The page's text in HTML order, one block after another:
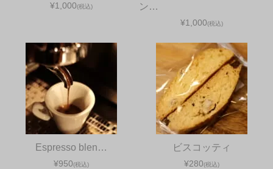
¥1,000(税込)
ン…
¥1,000(税込)
Espresso blen…
¥950(税込)
ビスコッティ
¥280(税込)